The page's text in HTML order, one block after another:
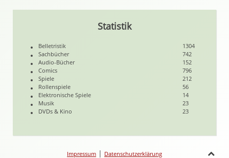
Statistik
Belletristik
1304
Sachbücher
742
Audio-Bücher
152
Comics
796
Spiele
212
Rollenspiele
56
Elektronische Spiele
14
Musik
23
DVDs & Kino
23
Impressum | Datenschutzerklärung